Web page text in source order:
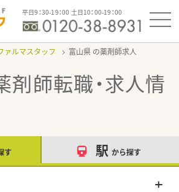
平日9：30-19：00 土日10：00-19：00
ァルマスタッフ 富山県
剤師転職・求人情
す 駅 から探す